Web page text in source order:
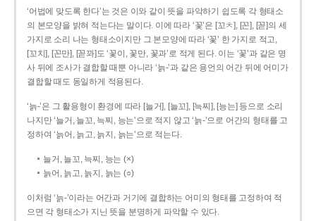
‘어법에 맞도록 한다’는 것은 이와 같이 뜻을 파악하기 쉽도록 각 형태소
의 본모양을 밝혀 적는다는 말이다. 이에 따라 ‘꽃’은 [꼬ㅊ], [꼰], [꼳]의 세
가지로 소리 나는 형태소이지만 그 본모양에 따라 ‘꽃’ 한 가지로 적고,
[꼬치], [꼰만], [꼳꽈]도 ‘꽃이, 꽃만, 꽃과’로 적게 된다. 이는 ‘꽃’과 같은 명
사 뒤에 조사가 결합할 때뿐 아니라 ‘늙-’과 같은 용언의 어간 뒤에 어미가
결합할 때도 동일하게 적용된다.
‘늙-’은 그 활용형이 환경에 따라 [늘거], [늘꼬], [늑찌], [능는] 등으로 소리
나지만 ‘늘거, 늘꼬, 늑찌, 능는’으로 적지 않고 ‘늙-’으로 어간의 형태를 고
정하여 ‘늙어, 늙고, 늙지, 늙는’으로 적는다.
늘거, 늘꼬, 늑찌, 능는 (×)
늙어, 늙고, 늙지, 늙는 (○)
이처럼 ‘늙-­’이라는 어간과 거기에 결합하는 어미의 형태를 고정하여 적
으면 각 형태소가 지닌 뜻을 분명하게 파악할 수 있다.